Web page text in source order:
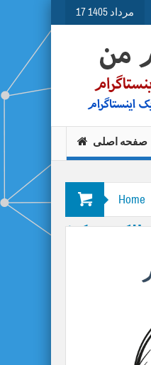
17 مرداد 1405
صفحه اصلی
Home
الکترونیک)